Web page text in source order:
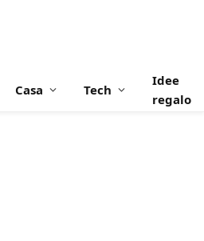
Casa Tech
Idee
regalo